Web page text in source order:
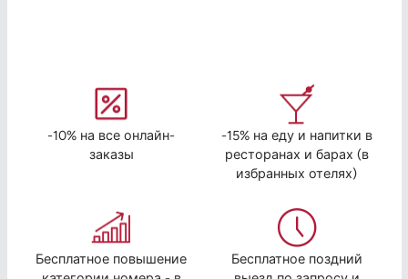
-10% на все онлайн-
заказы
-15% на еду и напитки в
ресторанах и барах (в
избранных отелях)
Бесплатное повышение
Бесплатное поздний